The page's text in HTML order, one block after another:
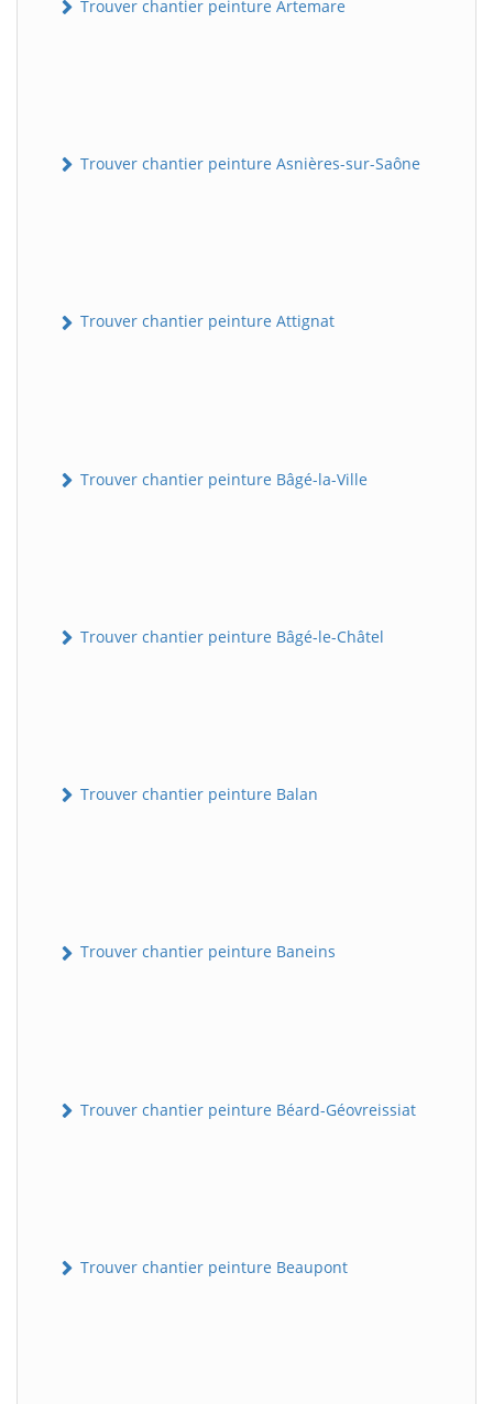
Trouver chantier peinture Artemare
Trouver chantier peinture Asnières-sur-Saône
Trouver chantier peinture Attignat
Trouver chantier peinture Bâgé-la-Ville
Trouver chantier peinture Bâgé-le-Châtel
Trouver chantier peinture Balan
Trouver chantier peinture Baneins
Trouver chantier peinture Béard-Géovreissiat
Trouver chantier peinture Beaupont